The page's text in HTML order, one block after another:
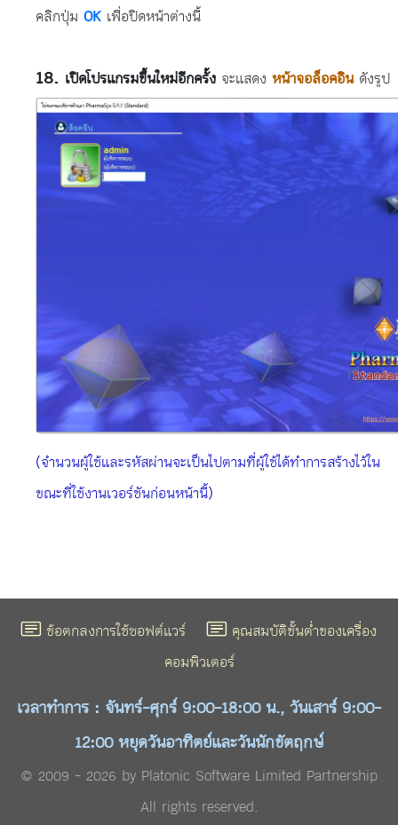
คลิกปุ่ม OK เพื่อปิดหน้าต่างนี้
เปิดโปรแกรมขึ้นใหม่อีกครั้ง จะแสดง หน้าจอล็อคอินดังรูป
(จำนวนผู้ใช้และรหัสผ่านจะเป็นไปตามที่ผู้ใช้ได้ทำการสร้างไว้ใน
ขณะที่ใช้งานเวอร์ชันก่อนหน้านี้)
ข้อตกลงการใช้ซอฟต์แวร์
คุณสมบัติขั้นต่ำของเครื่อง
คอมพิวเตอร์
เวลาทำการ : จันทร์-ศุกร์ 9:00-18:00 น., วันเสาร์ 9:00-
12:00 หยุดวันอาทิตย์และวันนักขัตฤกษ์
© 2009 - 2026 by Platonic Software Limited Partnership
All rights reserved.